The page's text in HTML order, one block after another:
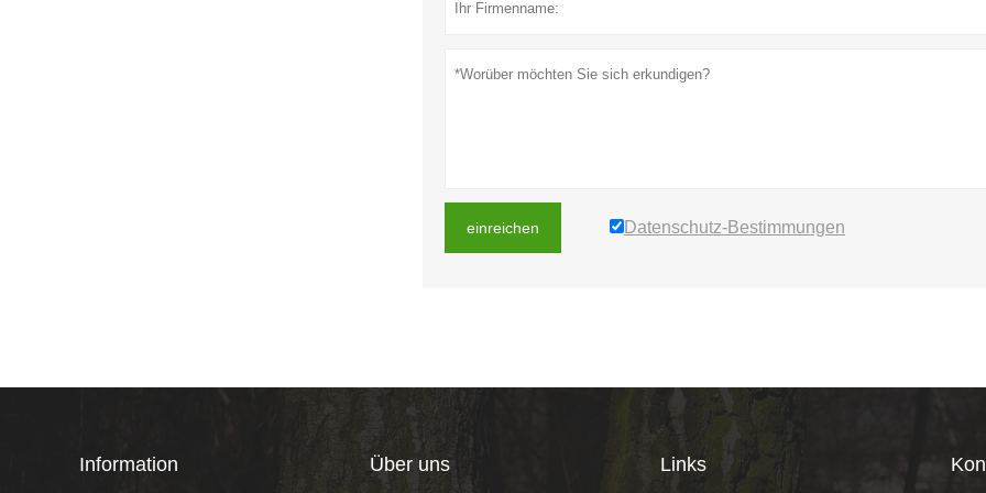
einreichen Datenschutz-Bestimmungen
Information Über uns Links